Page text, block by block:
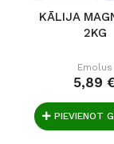
KĀLIJA
2KG
Emolus
5,89
PIEVIENOT